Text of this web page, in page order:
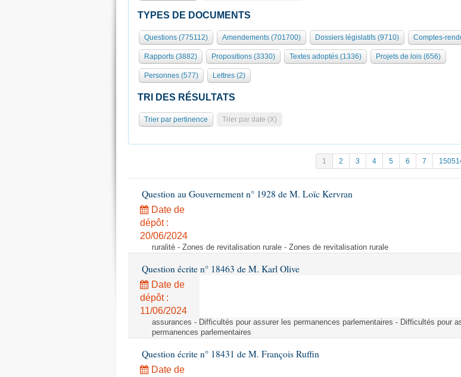
TYPES DE DOCUMENTS
Questions (775112) Amendements (701700) Dossiers législatifs (9710) Comptes-
Rapports (3882) Propositions (3330) Textes adoptés (1336) Projets de lois (656)
Personnes (577) Lettres (2)
TRI DES RÉSULTATS
Trier par pertinence Trier par date (X)
1 2 3 4 5 6 7
Question au Gouvernement n° 1928 de M. Loïc Kervran
Date de
dépôt :
20/06/2024
ruralité - Zones de revitalisation rurale - Zones de revitalisation rurale
Question écrite n° 18463 de M. Karl Olive
Date de
dépôt :
11/06/2024
assurances - Difficultés pour assurer les permanences parlementaires - Difficultés pour
permanences parlementaires
Question écrite n° 18431 de M. François Ruffin
Date de